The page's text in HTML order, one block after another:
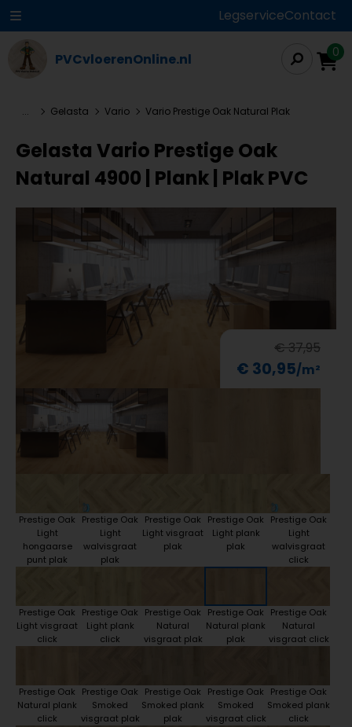
LegserviceContact
PVCvloerenOnline.nl 0
... Gelasta Vario Vario Prestige Oak Natural Plak
Gelasta Vario Prestige Oak
Natural 4900 | Plank | Plak PVC
€ 37,95
€ 30,95
Prestige Oak
Light
hongaarse
punt plak
Prestige Oak
Light
walvisgraat
plak
Prestige Oak
Light visgraat
plak
Prestige Oak
Light plank
plak
Prestige Oak
Light
walvisgraat
click
Prestige Oak
Light visgraat
click
Prestige Oak
Light plank
click
Prestige Oak
Natural
visgraat plak
Prestige Oak
Natural plank
plak
Prestige Oak
Natural
visgraat click
Prestige Oak
Natural plank
click
Prestige Oak
Smoked
visgraat plak
Prestige Oak
Smoked plank
plak
Prestige Oak
Smoked
visgraat click
Prestige Oak
Smoked plank
click